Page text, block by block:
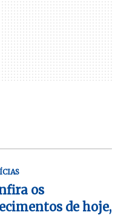
os
de hoje,